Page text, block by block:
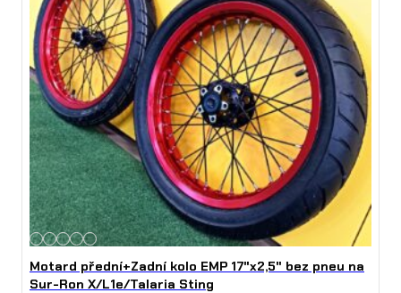
Motard přední+Zadní kolo EMP 17"x2,5" bez pneu na
Sur-Ron X/L1e/Talaria Sting